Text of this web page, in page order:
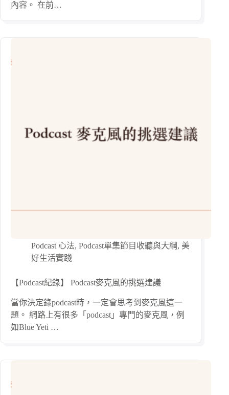
內容。 在前…
Podcast 心法, Podcast單集節目收聽與大綱, 美
好生活實踐
【Podcast紀錄】 Podcast麥克風的挑選建議
當你決定錄podcast時，一定會思考到麥克風這一
題。 網路上有很多「podcast」專門的麥克風，例
如Blue Yeti …